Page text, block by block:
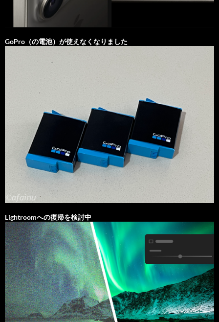
GoPro（の電池）が使えなくなりました
Lightroomへの復帰を検討中